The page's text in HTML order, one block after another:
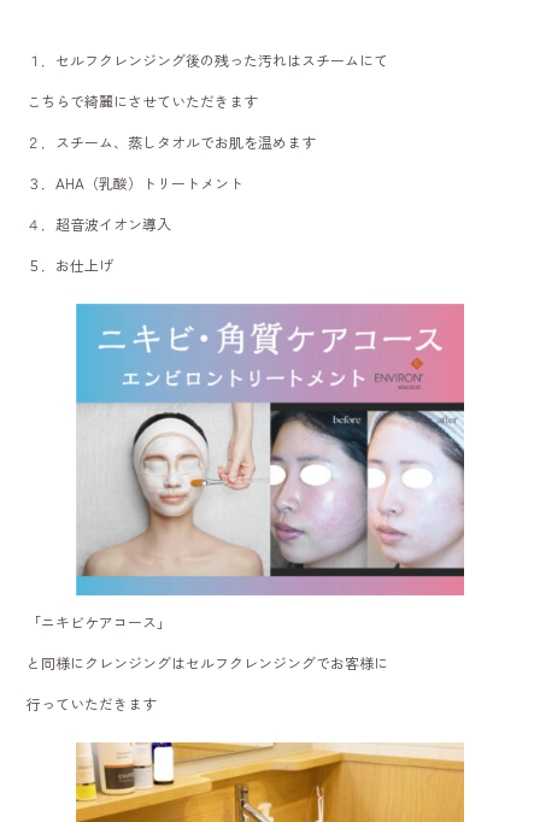
１．セルフクレンジング後の残った汚れはスチームにて
こちらで綺麗にさせていただきます
２．スチーム、蒸しタオルでお肌を温めます
３．AHA（乳酸）トリートメント
４．超音波イオン導入
５．お仕上げ
「ニキビケアコース」
と同様にクレンジングはセルフクレンジングでお客様に
行っていただきます